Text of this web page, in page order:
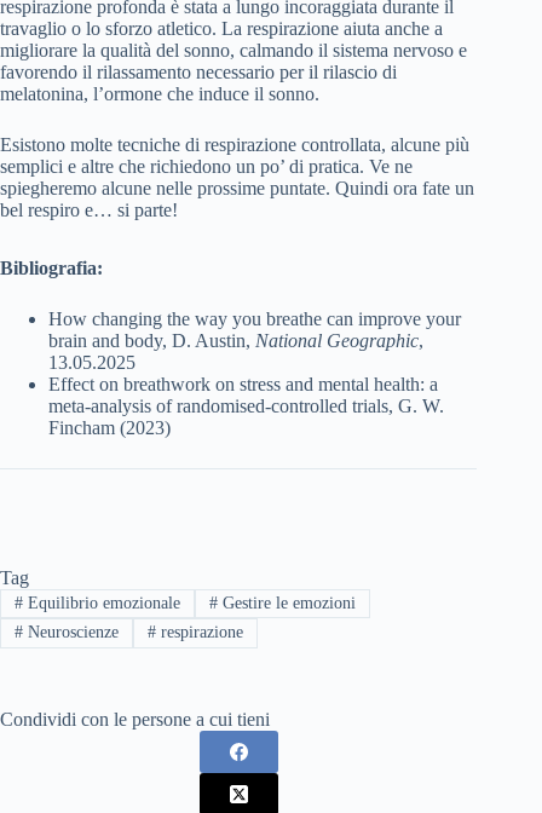
respirazione profonda è stata a lungo incoraggiata durante il
travaglio o lo sforzo atletico. La respirazione aiuta anche a
migliorare la qualità del sonno, calmando il sistema nervoso e
favorendo il rilassamento necessario per il rilascio di
melatonina, l’ormone che induce il sonno.
Esistono molte tecniche di respirazione controllata, alcune più
semplici e altre che richiedono un po’ di pratica. Ve ne
spiegheremo alcune nelle prossime puntate. Quindi ora fate un
bel respiro e… si parte!
Bibliografia:
How changing the way you breathe can improve your
brain and body, D. Austin, National Geographic,
13.05.2025
Effect on breathwork on stress and mental health: a
meta-analysis of randomised-controlled trials, G. W.
Fincham (2023)
Tag
#Equilibrio emozionale #Gestire le emozioni
#Neuroscienze #respirazione
Condividi con le persone a cui tieni